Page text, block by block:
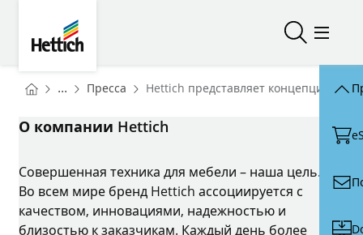
Открыть/
You are here:
Homepage
... Пресса Homepage
Hettich представляет концепцию
О компании Hettich
Совершенная техника для мебели – наша цель.
Во всем мире бренд Hettich ассоциируется с
качеством, инновациями, надежностью и
близостью к заказчикам. Каждый день более